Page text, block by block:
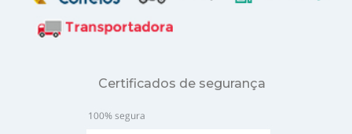
Certificados de segurança